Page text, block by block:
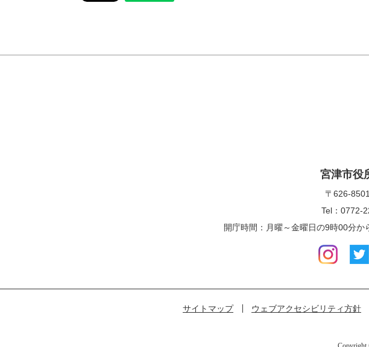
サイトマップ ウェブアクセシビリティ方針
宮津市役
〒626-
Tel：
開庁時間：月曜～金曜日の9時00分か